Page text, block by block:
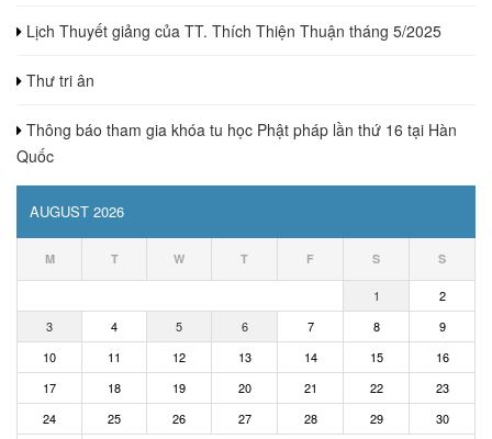
Lịch Thuyết giảng của TT. Thích Thiện Thuận tháng 5/2025
Thư tri ân
Thông báo tham gia khóa tu học Phật pháp lần thứ 16 tại Hàn
Quốc
AUGUST 2026
M T W T F S S
1
2
3
4 5 6 7 8
9
10
11 12 13 14 15
16
17
18 19 20 21 22
23
24
25 26 27 28 29
30